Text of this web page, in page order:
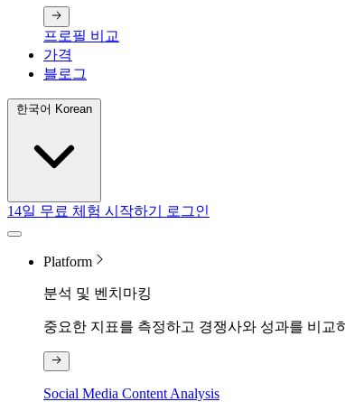
프로필 비교
가격
블로그
14일 무료 체험 시작하기 로그인
Platform
분석 및 벤치마킹
중요한 지표를 측정하고 경쟁사와 성과를 비교
Social Media Content Analysis